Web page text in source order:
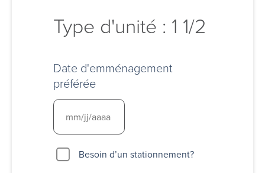
Type d'unité : 1 1/2
Date d'emménagement
préférée
BesoinBesoin d’un stationnement?